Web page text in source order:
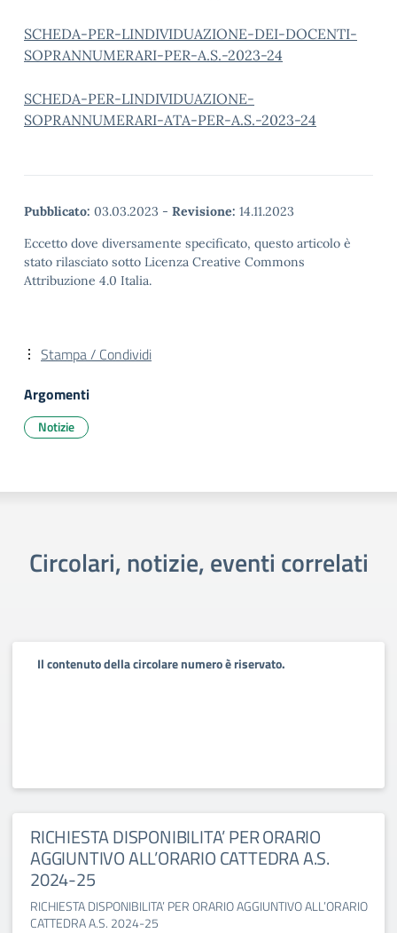
SCHEDA-PER-LINDIVIDUAZIONE-DEI-DOCENTI-
SOPRANNUMERARI-PER-A.S.-2023-24
SCHEDA-PER-LINDIVIDUAZIONE-
SOPRANNUMERARI-ATA-PER-A.S.-2023-24
Pubblicato: 03.03.2023 - Revisione: 14.11.2023
Eccetto dove diversamente specificato, questo articolo è
stato rilasciato sotto Licenza Creative Commons
Attribuzione 4.0 Italia.
Stampa / Condividi
Argomenti
Notizie
Circolari, notizie, eventi correlati
Il contenuto della circolare numero è riservato.
RICHIESTA DISPONIBILITA’ PER ORARIO
AGGIUNTIVO ALL’ORARIO CATTEDRA A.S.
2024-25
RICHIESTA DISPONIBILITA’ PER ORARIO AGGIUNTIVO ALL’ORARIO
CATTEDRA A.S. 2024-25